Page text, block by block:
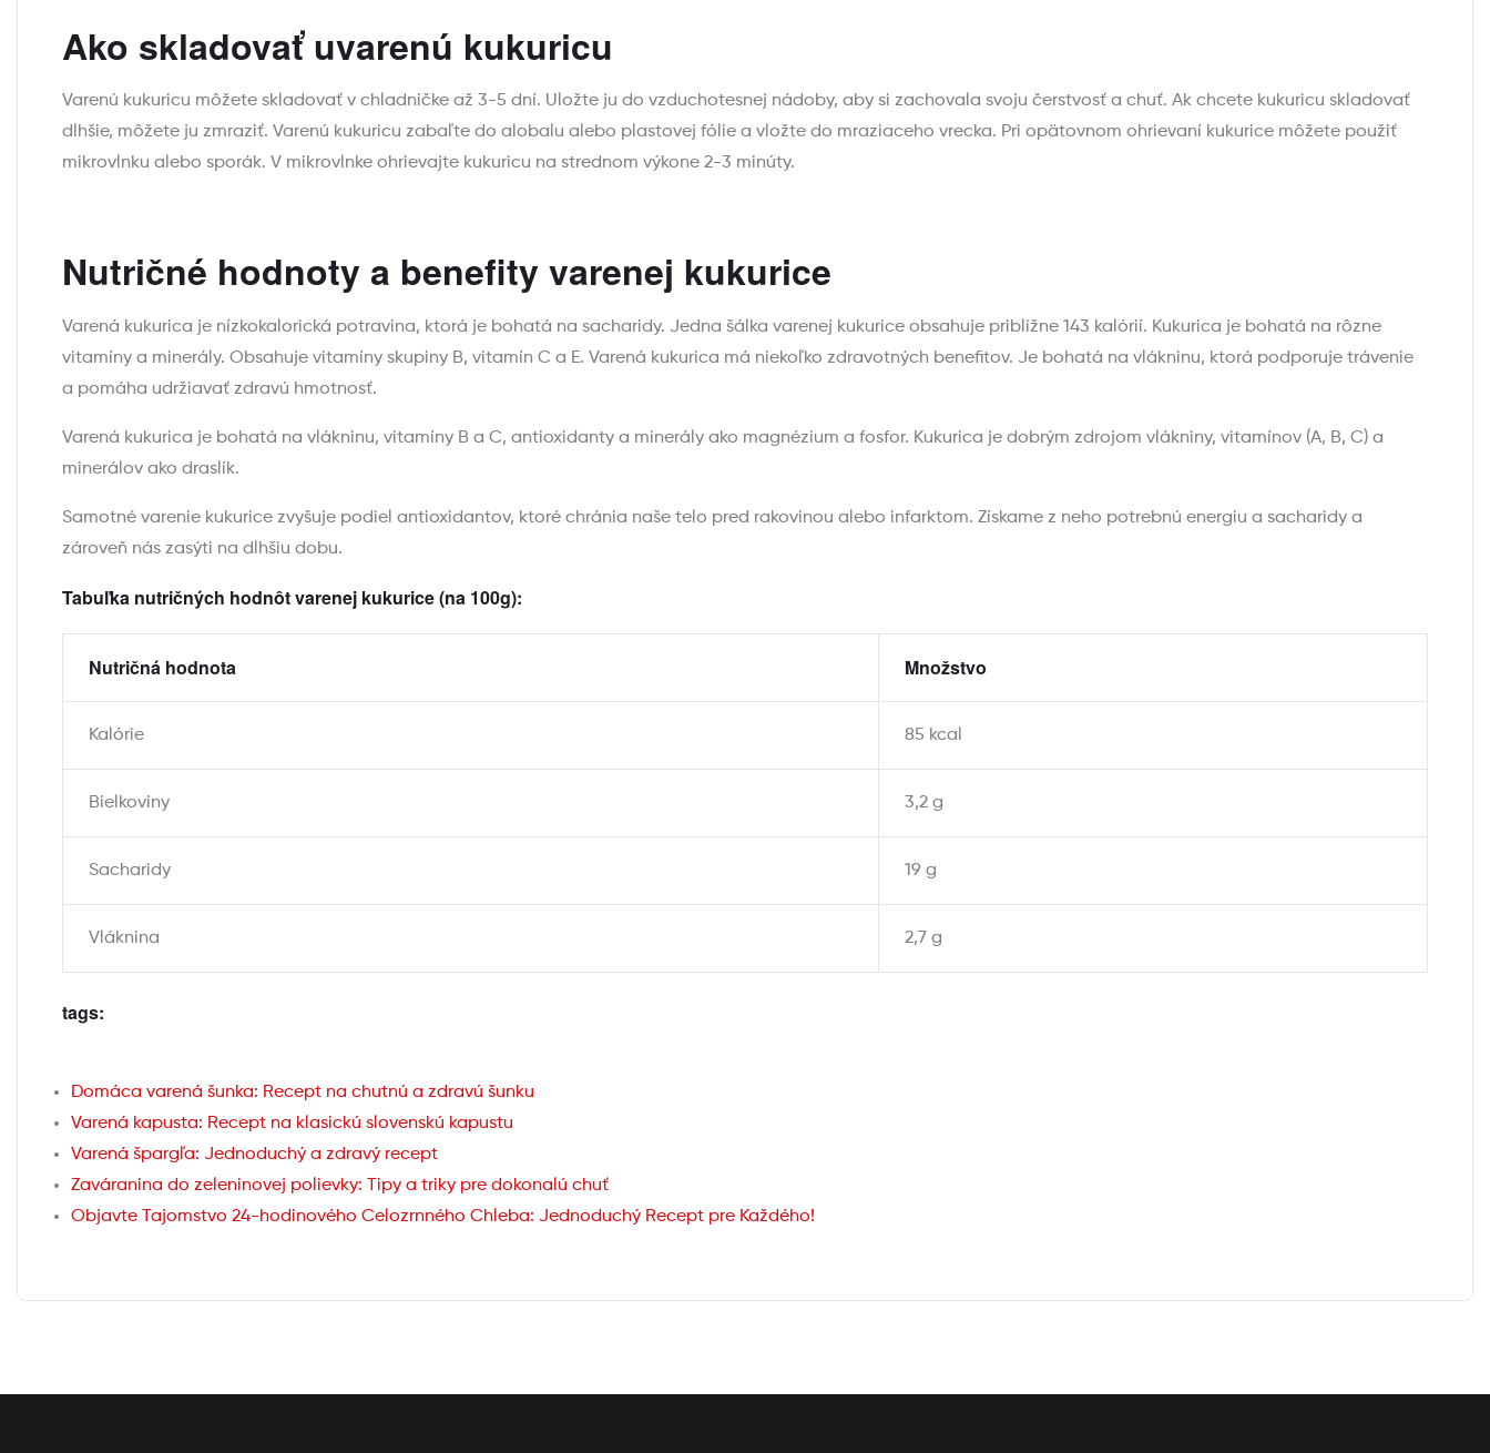
Ako skladovať uvarenú kukuricu
Varenú kukuricu môžete skladovať v chladničke až 3-5 dní. Uložte ju do vzduchotesnej nádoby, aby si zachovala svoju čerstvosť a chuť. Ak chcete kukuricu skladovať
dlhšie, môžete ju zmraziť. Varenú kukuricu zabaľte do alobalu alebo plastovej fólie a vložte do mraziaceho vrecka. Pri opätovnom ohrievaní kukurice môžete použiť
mikrovlnku alebo sporák. V mikrovlnke ohrievajte kukuricu na strednom výkone 2-3 minúty.
Nutričné hodnoty a benefity varenej kukurice
Varená kukurica je nízkokalorická potravina, ktorá je bohatá na sacharidy. Jedna šálka varenej kukurice obsahuje približne 143 kalórií. Kukurica je bohatá na rôzne
vitamíny a minerály. Obsahuje vitamíny skupiny B, vitamín C a E. Varená kukurica má niekoľko zdravotných benefitov. Je bohatá na vlákninu, ktorá podporuje trávenie
a pomáha udržiavať zdravú hmotnosť.
Varená kukurica je bohatá na vlákninu, vitamíny B a C, antioxidanty a minerály ako magnézium a fosfor. Kukurica je dobrým zdrojom vlákniny, vitamínov (A, B, C) a
minerálov ako draslík.
Samotné varenie kukurice zvyšuje podiel antioxidantov, ktoré chránia naše telo pred rakovinou alebo infarktom. Získame z neho potrebnú energiu a sacharidy a
zároveň nás zasýti na dlhšiu dobu.
Tabuľka nutričných hodnôt varenej kukurice (na 100g):
Nutričná hodnota Množstvo
Kalórie 85 kcal
Bielkoviny 3,2 g
Sacharidy 19 g
Vláknina 2,7 g
tags:
Domáca varená šunka: Recept na chutnú a zdravú šunku
Varená kapusta: Recept na klasickú slovenskú kapustu
Varená špargľa: Jednoduchý a zdravý recept
Zaváranina do zeleninovej polievky: Tipy a triky pre dokonalú chuť
Objavte Tajomstvo 24-hodinového Celozrnného Chleba: Jednoduchý Recept pre Každého!